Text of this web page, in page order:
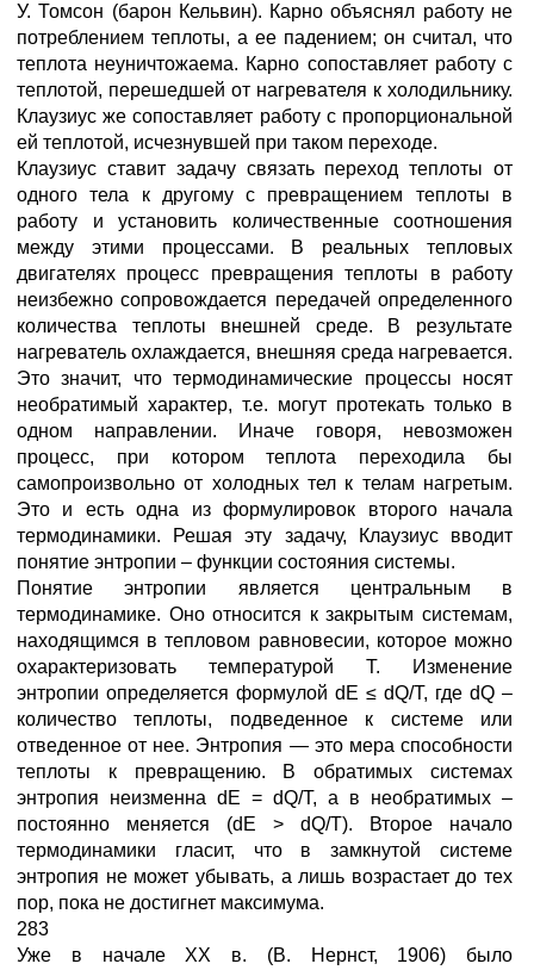
У. Томсон (барон Кельвин). Карно объяснял работу не
потреблением теплоты, а ее падением; он считал, что
теплота неуничтожаема. Карно сопоставляет работу с
теплотой, перешедшей от нагревателя к холодильнику.
Клаузиус же сопоставляет работу с пропорциональной
ей теплотой, исчезнувшей при таком переходе.
Клаузиус ставит задачу связать переход теплоты от
одного тела к другому с превращением теплоты в
работу и установить количественные соотношения
между этими процессами. В реальных тепловых
двигателях процесс превращения теплоты в работу
неизбежно сопровождается передачей определенного
количества теплоты внешней среде. В результате
нагреватель охлаждается, внешняя среда нагревается.
Это значит, что термодинамические процессы носят
необратимый характер, т.е. могут протекать только в
одном направлении. Иначе говоря, невозможен
процесс, при котором теплота переходила бы
самопроизвольно от холодных тел к телам нагретым.
Это и есть одна из формулировок второго начала
термодинамики. Решая эту задачу, Клаузиус вводит
понятие энтропии – функции состояния системы.
Понятие энтропии является центральным в
термодинамике. Оно относится к закрытым системам,
находящимся в тепловом равновесии, которое можно
охарактеризовать температурой Т. Изменение
энтропии определяется формулой dE ≤ dQ/T, где dQ –
количество теплоты, подведенное к системе или
отведенное от нее. Энтропия — это мера способности
теплоты к превращению. В обратимых системах
энтропия неизменна dE = dQ/T, а в необратимых –
постоянно меняется (dE > dQ/T). Второе начало
термодинамики гласит, что в замкнутой системе
энтропия не может убывать, а лишь возрастает до тех
пор, пока не достигнет максимума.
283
Уже в начале XX в. (В. Нернст, 1906) было